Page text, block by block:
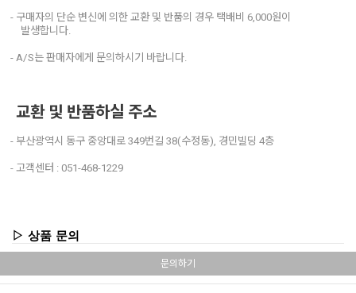
- 구매자의 단순 변신에 의한 교환 및 반품의 경우 택배비 6,000원이
발생합니다.
- A/S는 판매자에게 문의하시기 바랍니다.
교환 및 반품하실 주소
- 부산광역시 동구 중앙대로 349번길 38(수정동), 경민빌딩 4층
- 고객센터 : 051-468-1229
▷ 상품 문의
문의하기